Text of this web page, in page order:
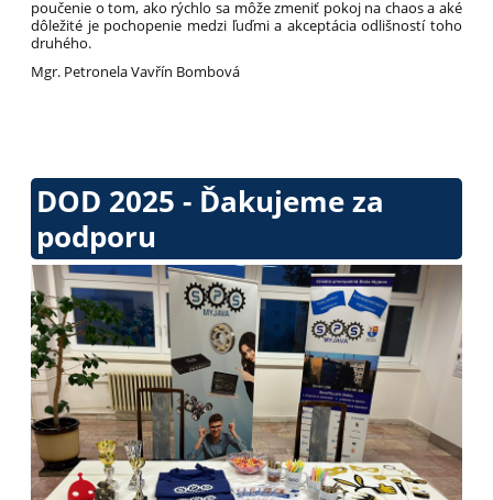
poučenie o tom, ako rýchlo sa môže zmeniť pokoj na chaos a aké
dôležité je pochopenie medzi ľuďmi a akceptácia odlišností toho
druhého.
Mgr. Petronela Vavřín Bombová
DOD 2025 - Ďakujeme za
podporu